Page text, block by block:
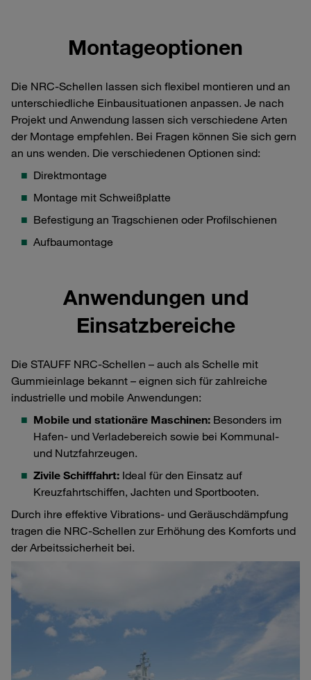
Montageoptionen
Die NRC-Schellen lassen sich flexibel montieren und an
unterschiedliche Einbausituationen anpassen. Je nach
Projekt und Anwendung lassen sich verschiedene Arten
der Montage empfehlen. Bei Fragen können Sie sich gern
an uns wenden. Die verschiedenen Optionen sind:
Direktmontage
Montage mit Schweißplatte
Befestigung an Tragschienen oder Profilschienen
Aufbaumontage
Anwendungen und
Einsatzbereiche
Die STAUFF NRC-Schellen – auch als Schelle mit
Gummieinlage bekannt – eignen sich für zahlreiche
industrielle und mobile Anwendungen:
Mobile und stationäre Maschinen: Besonders im
Hafen- und Verladebereich sowie bei Kommunal-
und Nutzfahrzeugen.
Zivile Schifffahrt: Ideal für den Einsatz auf
Kreuzfahrtschiffen, Jachten und Sportbooten.
Durch ihre effektive Vibrations- und Geräuschdämpfung
tragen die NRC-Schellen zur Erhöhung des Komforts und
der Arbeitssicherheit bei.